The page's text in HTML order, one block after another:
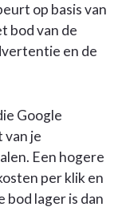
op basis van
bod van de
en de
Google
van je
Een hogere
per klik en
lager is dan